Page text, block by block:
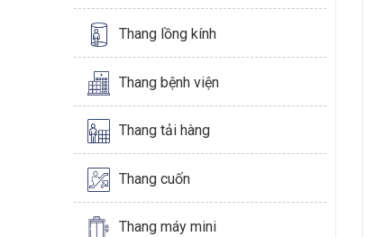
Thang lồng kính
Thang bệnh viện
Thang tải hàng
Thang cuốn
Thang máy mini